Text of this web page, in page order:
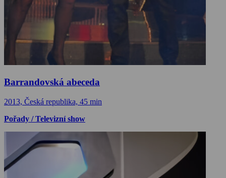
Barrandovská abeceda
2013, Česká republika, 45 min
Pořady / Televizní show